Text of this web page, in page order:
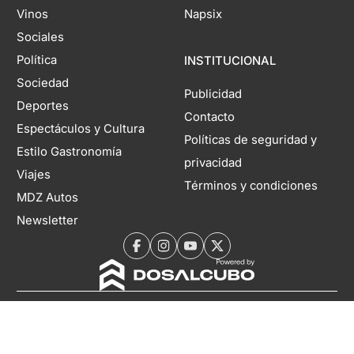
Vinos
Sociales
Política
Sociedad
Deportes
Espectáculos y Cultura
Estilo Gastronomía
Viajes
MDZ Autos
Newsletter
Napsix
INSTITUCIONAL
Publicidad
Contacto
Políticas de seguridad y
privacidad
Términos y condiciones